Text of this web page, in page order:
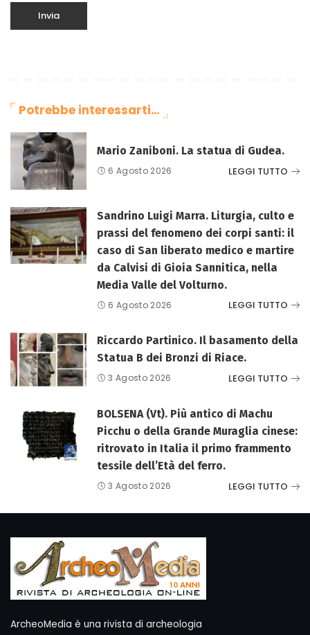
Potrebbe interessarti…
Mario Zaniboni. La statua di Gudea.
6 Agosto 2026 LEGGI TUTTO
Sandrino Luigi Marra. Liturgia, culto e
prassi del fenomeno dei corpi santi: il
caso di San liberato medico e martire
da Calvisi di Gioia Sannitica, nella
Media Valle del Volturno.
6 Agosto 2026 LEGGI TUTTO
Riccardo Partinico. Il basamento della
Statua B dei Bronzi di Riace.
3 Agosto 2026 LEGGI TUTTO
BOLSENA (Vt). Più antico di Machu
Picchu o della Grande Muraglia cinese:
ritrovato in Italia il primo frammento
tessile dell’Età del ferro.
3 Agosto 2026 LEGGI TUTTO
ArcheoMedia è una rivista di archeologia